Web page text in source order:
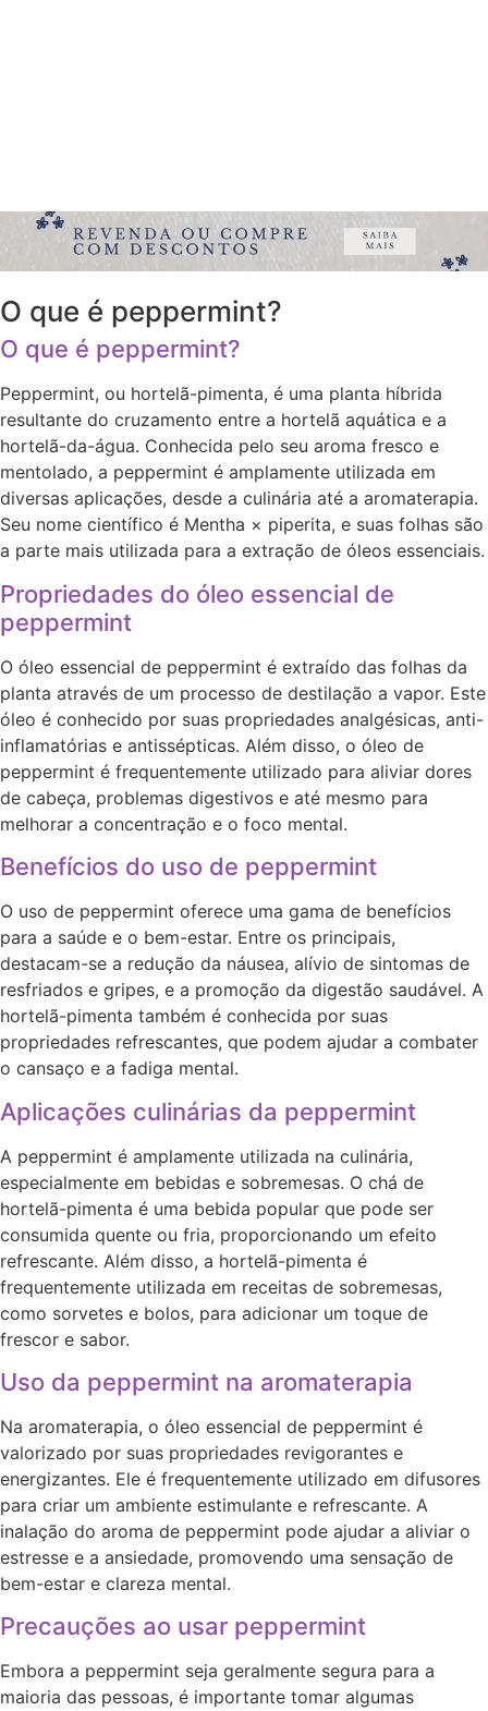
O que é peppermint?
O que é peppermint?
Peppermint, ou hortelã-pimenta, é uma planta híbrida
resultante do cruzamento entre a hortelã aquática e a
hortelã-da-água. Conhecida pelo seu aroma fresco e
mentolado, a peppermint é amplamente utilizada em
diversas aplicações, desde a culinária até a aromaterapia.
Seu nome científico é Mentha × piperita, e suas folhas são
a parte mais utilizada para a extração de óleos essenciais.
Propriedades do óleo essencial de
peppermint
O óleo essencial de peppermint é extraído das folhas da
planta através de um processo de destilação a vapor. Este
óleo é conhecido por suas propriedades analgésicas, anti-
inflamatórias e antissépticas. Além disso, o óleo de
peppermint é frequentemente utilizado para aliviar dores
de cabeça, problemas digestivos e até mesmo para
melhorar a concentração e o foco mental.
Benefícios do uso de peppermint
O uso de peppermint oferece uma gama de benefícios
para a saúde e o bem-estar. Entre os principais,
destacam-se a redução da náusea, alívio de sintomas de
resfriados e gripes, e a promoção da digestão saudável. A
hortelã-pimenta também é conhecida por suas
propriedades refrescantes, que podem ajudar a combater
o cansaço e a fadiga mental.
Aplicações culinárias da peppermint
A peppermint é amplamente utilizada na culinária,
especialmente em bebidas e sobremesas. O chá de
hortelã-pimenta é uma bebida popular que pode ser
consumida quente ou fria, proporcionando um efeito
refrescante. Além disso, a hortelã-pimenta é
frequentemente utilizada em receitas de sobremesas,
como sorvetes e bolos, para adicionar um toque de
frescor e sabor.
Uso da peppermint na aromaterapia
Na aromaterapia, o óleo essencial de peppermint é
valorizado por suas propriedades revigorantes e
energizantes. Ele é frequentemente utilizado em difusores
para criar um ambiente estimulante e refrescante. A
inalação do aroma de peppermint pode ajudar a aliviar o
estresse e a ansiedade, promovendo uma sensação de
bem-estar e clareza mental.
Precauções ao usar peppermint
Embora a peppermint seja geralmente segura para a
maioria das pessoas, é importante tomar algumas